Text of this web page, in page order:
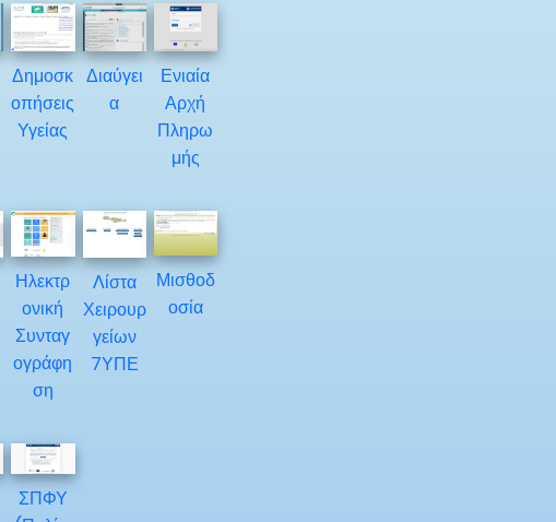
Δημοσκ
οπήσεις
Υγείας
Διαύγει
α
Ενιαία
Αρχή
Πληρω
μής
Ηλεκτρ
ονική
Συνταγ
ογράφη
ση
Λίστα
Χειρουρ
γείων
7ΥΠΕ
Μισθοδ
οσία
ΣΠΦΥ